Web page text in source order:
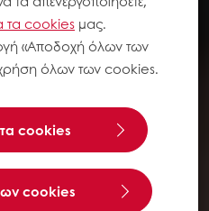
τα cookies μας.
«Αποδοχή όλων των
χρήση όλων των cookies.
cookies
cookies